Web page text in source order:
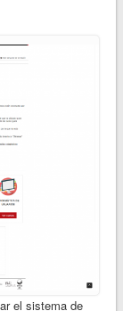
el sistema de